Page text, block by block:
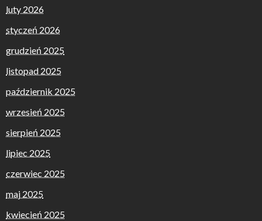
luty 2026
styczeń 2026
grudzień 2025
listopad 2025
październik 2025
wrzesień 2025
sierpień 2025
lipiec 2025
czerwiec 2025
maj 2025
kwiecień 2025